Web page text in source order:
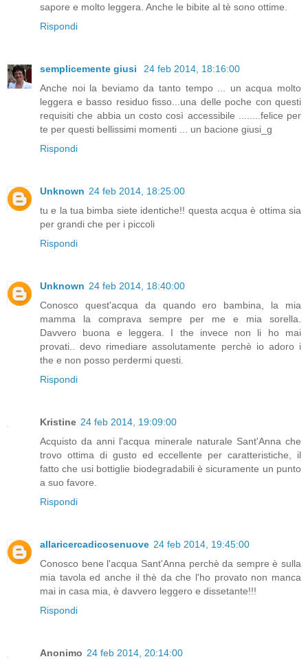
sapore e molto leggera. Anche le bibite al tè sono ottime.
Rispondi
semplicemente giusi
24 feb 2014, 18:16:00
Anche noi la beviamo da tanto tempo ... un acqua molto
leggera e basso residuo fisso...una delle poche con questi
requisiti che abbia un costo così accessibile ........felice per
te per questi bellissimi momenti ... un bacione giusi_g
Rispondi
Unknown 24 feb 2014, 18:25:00
tu e la tua bimba siete identiche!! questa acqua è ottima sia
per grandi che per i piccoli
Rispondi
Unknown 24 feb 2014, 18:40:00
Conosco quest'acqua da quando ero bambina, la mia
mamma la comprava sempre per me e mia sorella.
Davvero buona e leggera. I the invece non li ho mai
provati.. devo rimediare assolutamente perchè io adoro i
the e non posso perdermi questi.
Rispondi
Kristine 24 feb 2014, 19:09:00
Acquisto da anni l'acqua minerale naturale Sant'Anna che
trovo ottima di gusto ed eccellente per caratteristiche, il
fatto che usi bottiglie biodegradabili è sicuramente un punto
a suo favore.
Rispondi
allaricercadicosenuove 24 feb 2014, 19:45:00
Conosco bene l'acqua Sant'Anna perchè da sempre è sulla
mia tavola ed anche il thè da che l'ho provato non manca
mai in casa mia, è davvero leggero e dissetante!!!
Rispondi
Anonimo 24 feb 2014, 20:14:00